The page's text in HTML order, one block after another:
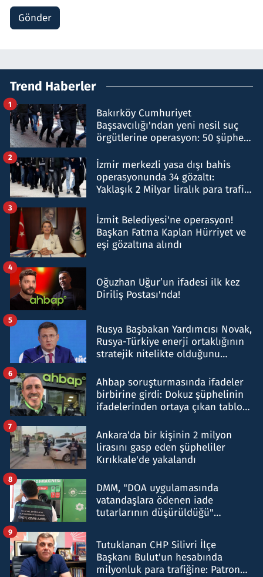
Gönder
Trend Haberler
Bakırköy Cumhuriyet
Başsavcılığı'ndan yeni nesil suç
örgütlerine operasyon: 50 şüpheli
1
İzmir merkezli yasa dışı bahis
operasyonunda 34 gözaltı:
Yaklaşık 2 Milyar liralık para trafiği
2
İzmit Belediyesi'ne operasyon!
Başkan Fatma Kaplan Hürriyet ve
eşi gözaltına alındı
3
Oğuzhan Uğur’un ifadesi ilk kez
Diriliş Postası'nda!
4
Rusya Başbakan Yardımcısı Novak,
Rusya-Türkiye enerji ortaklığının
stratejik nitelikte olduğunu
5
Ahbap soruşturmasında ifadeler
birbirine girdi: Dokuz şüphelinin
ifadelerinden ortaya çıkan tablo
6
Ankara'da bir kişinin 2 milyon
lirasını gasp eden şüpheliler
Kırıkkale'de yakalandı
7
DMM, "DOA uygulamasında
vatandaşlara ödenen iade
tutarlarının düşürüldüğü"
8
Tutuklanan CHP Silivri İlçe
Başkanı Bulut'un hesabında
milyonluk para trafiğine: Patron
9